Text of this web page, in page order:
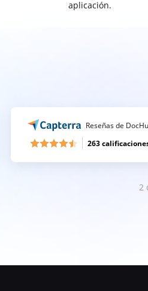
aplicación.
Reseñas de
263
2